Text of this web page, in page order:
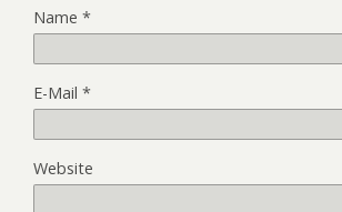
Name *
E-Mail *
Website